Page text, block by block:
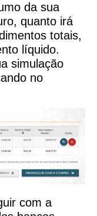
da sua
quanto irá
totais,
líquido.
simulação
no
com a